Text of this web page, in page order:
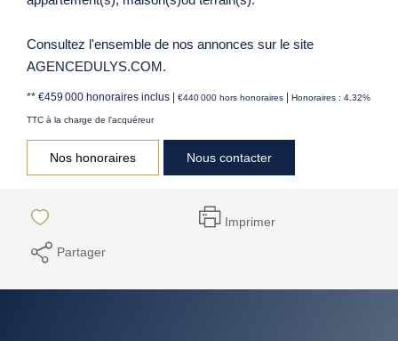
Consultez l'ensemble de nos annonces sur le site
AGENCEDULYS.COM.
** €459 000 honoraires inclus | €440 000 hors honoraires | Honoraires : 4.32%
TTC à la charge de l'acquéreur
Nos honoraires Nous contacter
Imprimer
Partager